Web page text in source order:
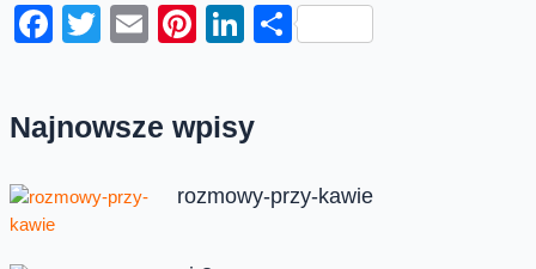
Facebook
Twitter
EmailPinterest
LinkedIn
Share
Najnowsze wpisy
rozmowy-przy-kawie